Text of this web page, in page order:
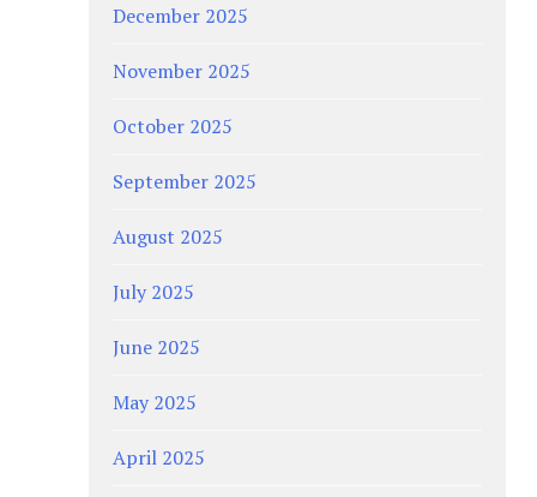
December 2025
November 2025
October 2025
September 2025
August 2025
July 2025
June 2025
May 2025
April 2025